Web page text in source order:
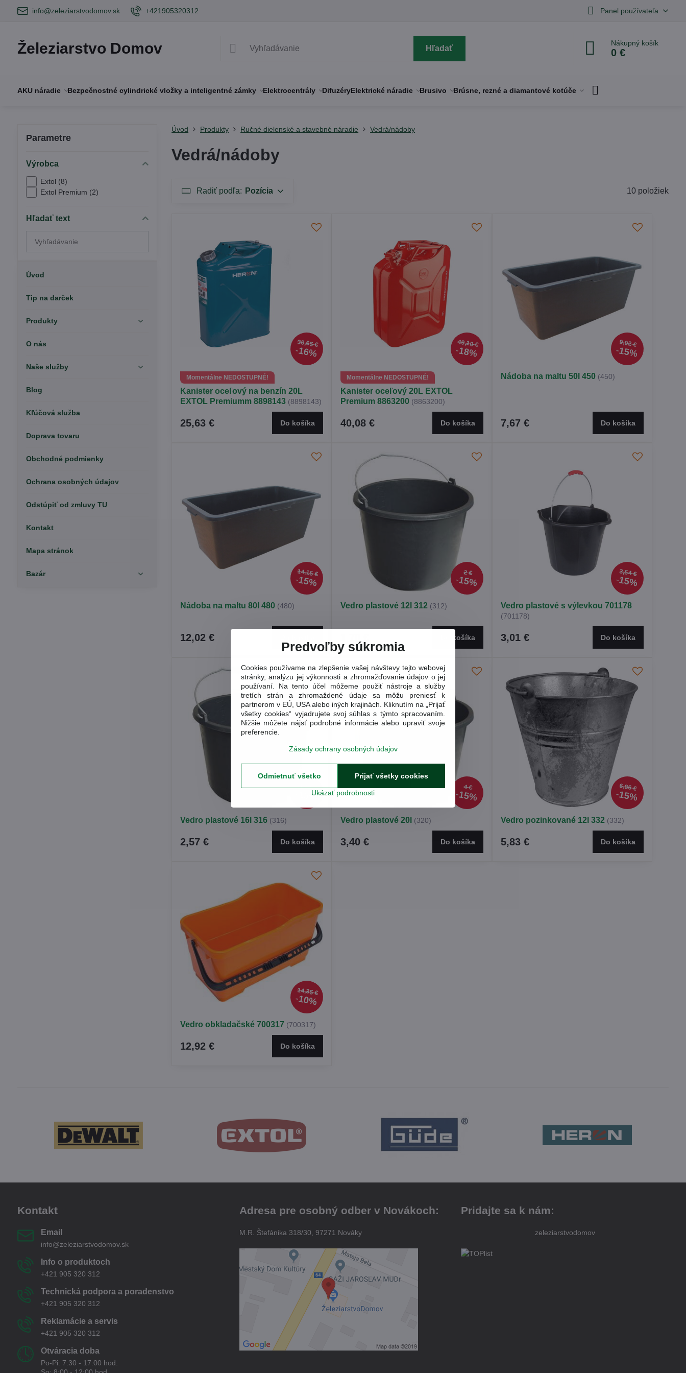
info@zeleziarstvodomov.sk +421905320312 Panel používateľa
Železiarstvo Domov Hľadať
Nákupný košík
0 €
AKU náradie Bezpečnostné cylindrické vložky a inteligentné zámky Elektrocentrály DifuzéryElektrické náradie Brusivo Brúsne, rezné a diamantové kotúče
Úvod Produkty Ručné dielenské a stavebné náradie Vedrá/nádoby
Vedrá/nádoby
Radiť podľa: Pozícia 10 položiek
30,65 €
16%
Momentálne NEDOSTUPNÉ!
Kanister oceľový na benzín 20L
EXTOL Premiumm 8898143 (8898143)
25,63 € Do košíka
49,10 €
18%
Momentálne NEDOSTUPNÉ!
Kanister oceľový 20L EXTOL
Premium 8863200 (8863200)
40,08 € Do košíka
9,02 €
15%
Nádoba na maltu 50l 450 (450)
7,67 € Do košíka
14,15 €
15%
Nádoba na maltu 80l 480 (480)
12,02 €
2 €
15%
Vedro plastové 12l 312 (312)
Do košíka
3,54 €
15%
Vedro plastové s výlevkou 701178
(701178)
3,01 € Do košíka
3,02 €
15%
Vedro plastové 16l 316 (316)
2,57 € Do košíka
4 €
15%
Vedro plastové 20l (320)
3,40 € Do košíka
6,86 €
15%
Vedro pozinkované 12l 332 (332)
5,83 € Do košíka
14,35 €
10%
Vedro obkladačské 700317 (700317)
12,92 € Do košíka
Parametre
Výrobca
Extol (8)
Extol Premium (2)
Hľadať text
výsledky
fulltextom
Úvod
Tip na darček
Produkty
O nás
Naše služby
Blog
Kľúčová služba
Doprava tovaru
Obchodné podmienky
Ochrana osobných údajov
Odstúpiť od zmluvy TU
Kontakt
Mapa stránok
Bazár
Kontakt
Email
info@zeleziarstvodomov.sk
Info o produktoch
+421 905 320 312
Technická podpora a poradenstvo
+421 905 320 312
Reklamácie a servis
+421 905 320 312
Otváracia doba
Po-Pi: 7:30 - 17:00 hod.
Adresa pre osobný odber v Novákoch:
M.R. Štefánika 318/30, 97271 Nováky
Pridajte sa k nám:
zeleziarstvodomov
Predvoľby súkromia
Cookies používame na zlepšenie vašej návštevy tejto webovej
stránky, analýzu jej výkonnosti a zhromažďovanie údajov o jej
používaní. Na tento účel môžeme použiť nástroje a služby
tretích strán a zhromaždené údaje sa môžu preniesť k
partnerom v EÚ, USA alebo iných krajinách. Kliknutím na „Prijať
všetky cookies“ vyjadrujete svoj súhlas s týmto spracovaním.
Nižšie môžete nájsť podrobné informácie alebo upraviť svoje
preferencie.
Zásady ochrany osobných údajov
Ukázať podrobnosti
Prijať všetky cookies
Odmietnuť všetko